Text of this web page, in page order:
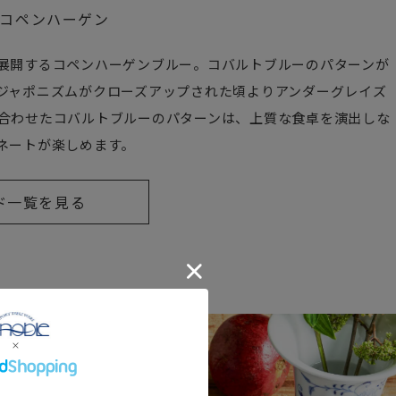
ペンハーゲン
するコペンハーゲンブルー。コバルトブルーのパターンが
ポニズムがクローズアップされた頃よりアンダーグレイズ
せたコバルトブルーのパターンは、上質な食卓を演出しな
トが楽しめます。
一覧を見る